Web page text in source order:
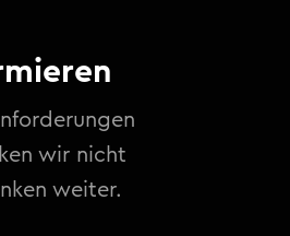
wir nicht
weiter.